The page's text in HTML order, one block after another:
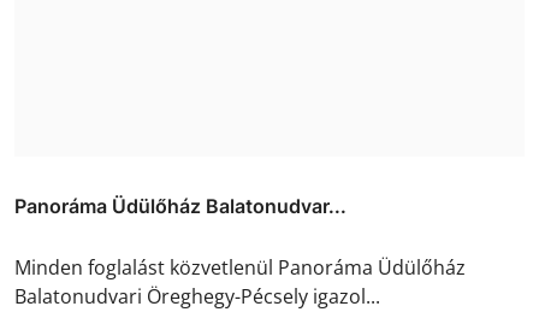
Panoráma Üdülőház Balatonudvar...
Minden foglalást közvetlenül Panoráma Üdülőház
Balatonudvari Öreghegy-Pécsely igazol...